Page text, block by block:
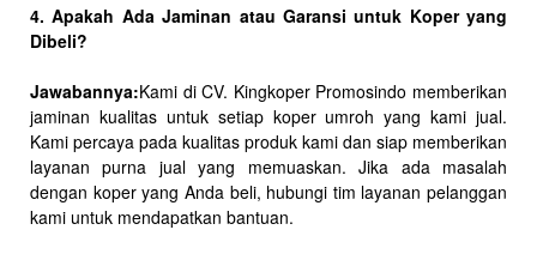
4. Apakah Ada Jaminan atau Garansi untuk Koper yang
Dibeli?
Jawabannya:Kami di CV. Kingkoper Promosindo memberikan
jaminan kualitas untuk setiap koper umroh yang kami jual.
Kami percaya pada kualitas produk kami dan siap memberikan
layanan purna jual yang memuaskan. Jika ada masalah
dengan koper yang Anda beli, hubungi tim layanan pelanggan
kami untuk mendapatkan bantuan.